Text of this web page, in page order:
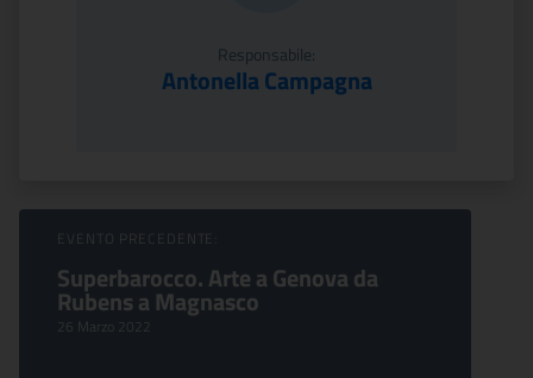
Responsabile:
Antonella Campagna
Sfoglia Eventi
EVENTO PRECEDENTE:
Superbarocco. Arte a Genova da
Rubens a Magnasco
26 Marzo 2022